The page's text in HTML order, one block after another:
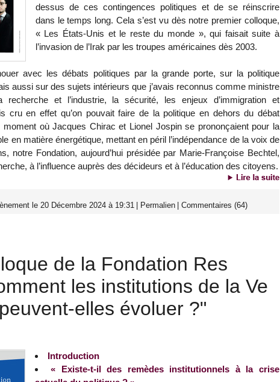
dessus de ces contingences politiques et de se réinscrire
dans le temps long. Cela s’est vu dès notre premier colloque,
« Les États-Unis et le reste du monde », qui faisait suite à
l’invasion de l’Irak par les troupes américaines dès 2003.
avec les débats politiques par la grande porte, sur la politique
aussi sur des sujets intérieurs que j’avais reconnus comme ministre
recherche et l’industrie, la sécurité, les enjeux d’immigration et
cru en effet qu’on pouvait faire de la politique en dehors du débat
moment où Jacques Chirac et Lionel Jospin se prononçaient pour la
en matière énergétique, mettant en péril l’indépendance de la voix de
notre Fondation, aujourd’hui présidée par Marie-Françoise Bechtel,
à l’influence auprès des décideurs et à l’éducation des citoyens.
le 20 Décembre 2024 à 19:31 Permalien Commentaires (64)
de la Fondation Res
les institutions de la Ve
elles évoluer ?"
Introduction
« Existe-t-il des remèdes institutionnels à la crise